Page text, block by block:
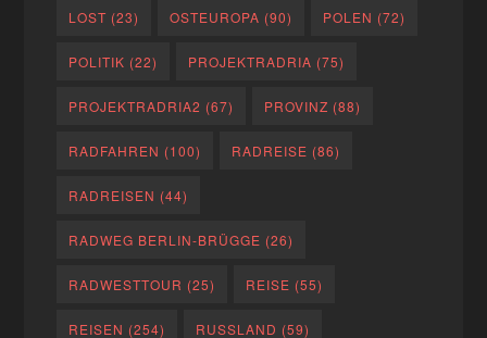
LOST (23) OSTEUROPA (90) POLEN (72)
POLITIK (22) PROJEKTRADRIA (75)
PROJEKTRADRIA2 (67) PROVINZ (88)
RADFAHREN (100) RADREISE (86)
RADREISEN (44)
RADWEG BERLIN-BRÜGGE (26)
RADWESTTOUR (25) REISE (55)
REISEN (254) RUSSLAND (59)